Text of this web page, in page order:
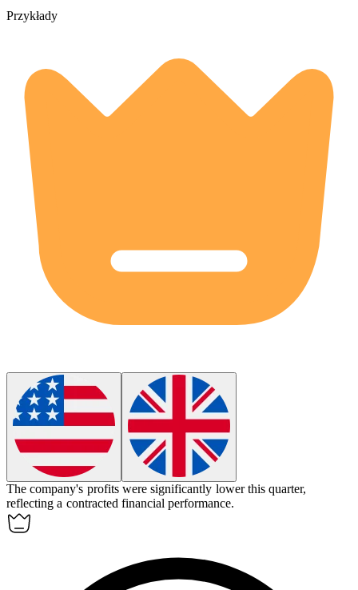
Przykłady
The company's profits were significantly lower this quarter,
reflecting a contracted financial performance.